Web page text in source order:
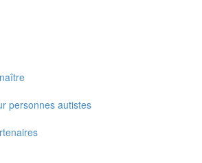
personnes autistes